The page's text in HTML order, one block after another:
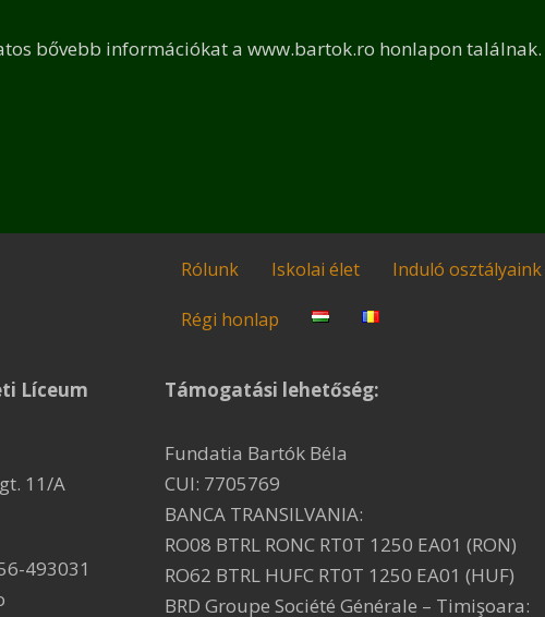
bővebb információkat a www.bartok.ro honlapon találnak.
Líceum
11/A
493031
Rólunk Iskolai élet Induló osztályaink
Régi honlap
Támogatási lehetőség:
Fundatia Bartók Béla
CUI: 7705769
BANCA TRANSILVANIA:
RO08 BTRL RONC RT0T 1250 EA01 (RON)
RO62 BTRL HUFC RT0T 1250 EA01 (HUF)
BRD Groupe Société Générale – Timişoara: